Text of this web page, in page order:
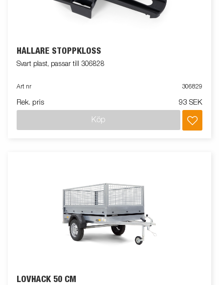
HÅLLARE STOPPKLOSS
Svart plast, passar till 306828
Art nr 306829
Rek. pris 93 SEK
Köp
LÖVHÄCK 50 CM